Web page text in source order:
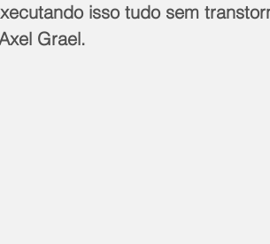
isso tudo sem
Grael.